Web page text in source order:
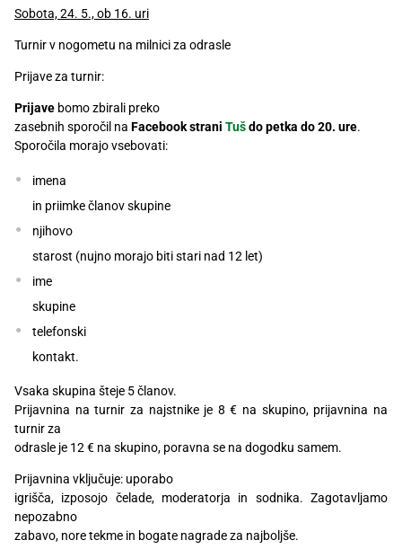
Sobota, 24. 5., ob 16. uri
Turnir v nogometu na milnici za odrasle
Prijave za turnir:
Prijave bomo zbirali preko
zasebnih sporočil na Facebookstrani Tušdo petka do 20. ure.
Sporočila morajo vsebovati:
imena
in priimke članov skupine
njihovo
starost (nujno morajo biti stari nad 12 let)
ime
skupine
telefonski
kontakt.
Vsaka skupina šteje 5 članov.
Prijavnina na turnir za najstnike je 8 € na skupino, prijavnina na
turnir za
odrasle je 12 € na skupino, poravna se na dogodku samem.
Prijavnina vključuje: uporabo
igrišča, izposojo čelade, moderatorja in sodnika. Zagotavljamo
nepozabno
zabavo, nore tekme in bogate nagrade za najboljše.